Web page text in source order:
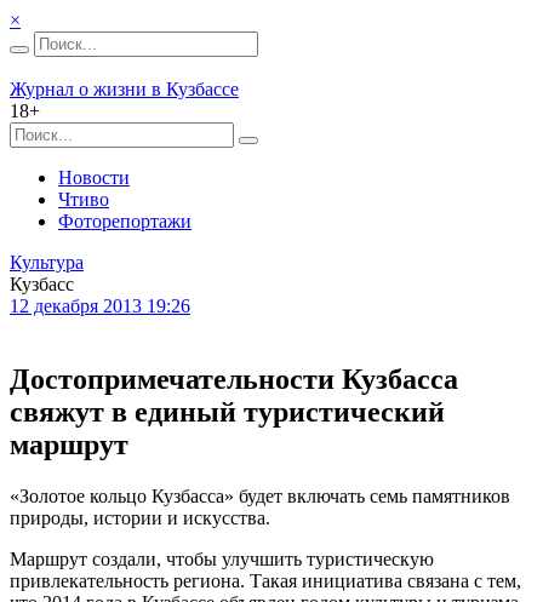
×
Журнал о жизни в Кузбассе
18+
Новости
Чтиво
Фоторепортажи
Культура
Кузбасс
12 декабря 2013 19:26
Достопримечательности Кузбасса
свяжут в единый туристический
маршрут
«Золотое кольцо Кузбасса» будет включать семь памятников
природы, истории и искусства.
Маршрут создали, чтобы улучшить туристическую
привлекательность региона. Такая инициатива связана с тем,